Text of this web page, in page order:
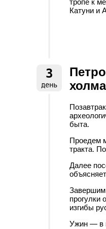
3
день
быта.
Проедем
тракта.
Далее
Завершим
изгибы
Ужин — в